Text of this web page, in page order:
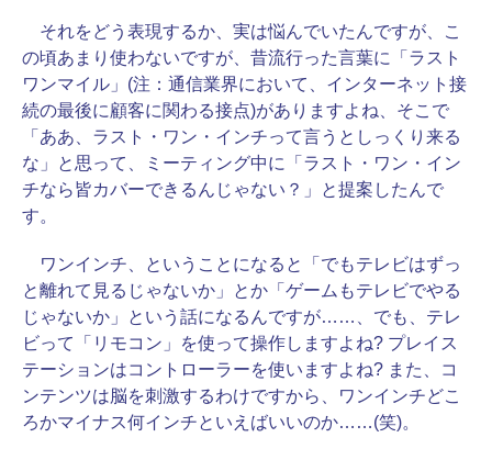
それをどう表現するか、実は悩んでいたんですが、こ
の頃あまり使わないですが、昔流行った言葉に「ラスト
ワンマイル」(注：通信業界において、インターネット接
続の最後に顧客に関わる接点)がありますよね、そこで
「ああ、ラスト・ワン・インチって言うとしっくり来る
な」と思って、ミーティング中に「ラスト・ワン・イン
チなら皆カバーできるんじゃない？」と提案したんで
す。
ワンインチ、ということになると「でもテレビはずっ
と離れて見るじゃないか」とか「ゲームもテレビでやる
じゃないか」という話になるんですが……、でも、テレ
ビって「リモコン」を使って操作しますよね? プレイス
テーションはコントローラーを使いますよね? また、コ
ンテンツは脳を刺激するわけですから、ワンインチどこ
ろかマイナス何インチといえばいいのか……(笑)。